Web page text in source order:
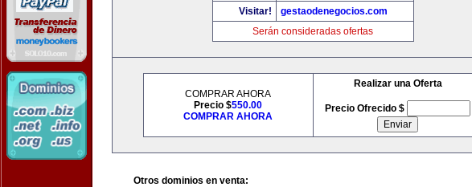
Visitar!
gestaodenegocios.com
Serán consideradas ofertas
COMPRAR AHORA
Precio $550.00
COMPRAR AHORA
Realizar una Oferta
Precio Ofrecido $
Otros dominios en venta: